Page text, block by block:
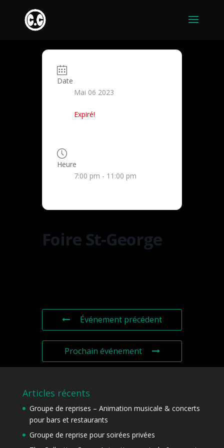
Date
Mai 06 2023
Expiré!
Heure
7:00 pm - 11:00 pm
Foire St-George
Événement précédent
Prochain événement
Articles récents
Groupe de reprises – Animation musicale & concerts
pour bars et restaurants
Groupe de reprise pour soirées privées